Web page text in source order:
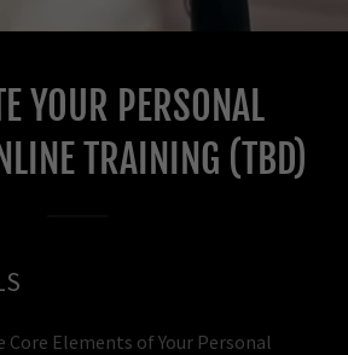
YOUR PERSONAL
TRAINING (TBD)
Core Elements of Your Personal